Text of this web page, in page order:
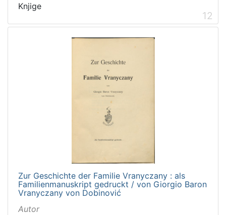
Knjige
12
Zur Geschichte der Familie Vranyczany : als
Familienmanuskript gedruckt / von Giorgio Baron
Vranyczany von Dobinović
Autor